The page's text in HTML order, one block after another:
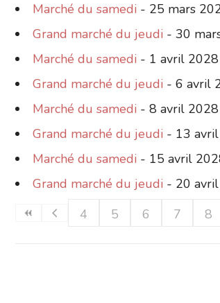
Marché du samedi - 25 mars
Grand marché du jeudi - 30
Marché du samedi - 1 avril
Grand marché du jeudi - 6 avril
Marché du samedi - 8 avril
Grand marché du jeudi - 13
Marché du samedi - 15 avril
Grand marché du jeudi - 20
4
5 6 7 8